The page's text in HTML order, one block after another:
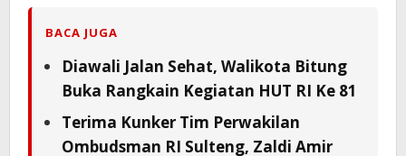
BACA JUGA
Diawali Jalan Sehat, Walikota Bitung
Buka Rangkain Kegiatan HUT RI Ke 81
Terima Kunker Tim Perwakilan
Ombudsman RI Sulteng, Zaldi Amir